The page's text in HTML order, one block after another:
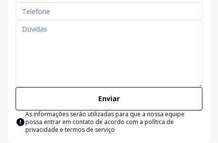
Enviar
As informações serão utilizadas para que a nossa equipe
possa entrar em contato de acordo com a política de
privacidade e termos de serviço